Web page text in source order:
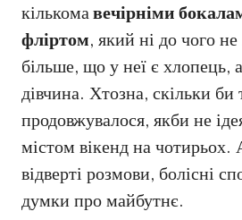
кількомавечірніми
фліртом, який ні до чого
більше, що у неї є хлопець,
дівчина. Хтозна, скільки би
продовжувалося, якби не
містом вікенд на чотирьох.
відверті розмови, болісні
думки про майбутнє.